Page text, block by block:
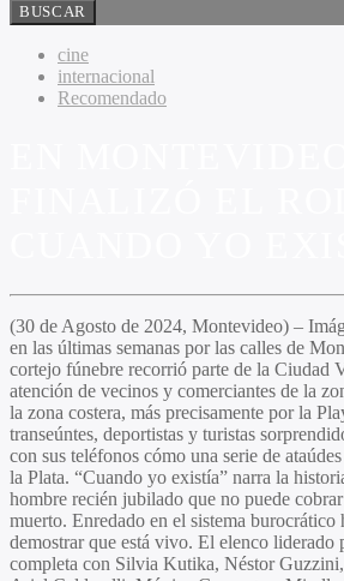
cine
internacional
Recomendado
(30 de Agosto de 2024, Montevideo) –
en las últimas semanas por las calles de
cortejo fúnebre recorrió parte de la Ciudad
atención de vecinos y comerciantes de la
la zona costera, más precisamente por la
transeúntes, deportistas y turistas
con sus teléfonos cómo una serie de
la Plata. “Cuando yo existía” narra la
hombre recién jubilado que no puede
muerto. Enredado en el sistema burocrático
demostrar que está vivo. El elenco liderado
completa con Silvia Kutika, Néstor